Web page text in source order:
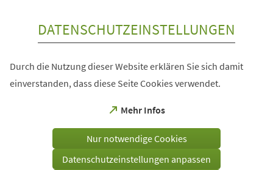
DATENSCHUTZEINSTELLUNGEN
Durch die Nutzung dieser Website erklären Sie sich damit
einverstanden, dass diese Seite Cookies verwendet.
Mehr Infos
(Öffnet
einem
Tab)
Nur notwendige Cookies
Datenschutzeinstellungen anpassen